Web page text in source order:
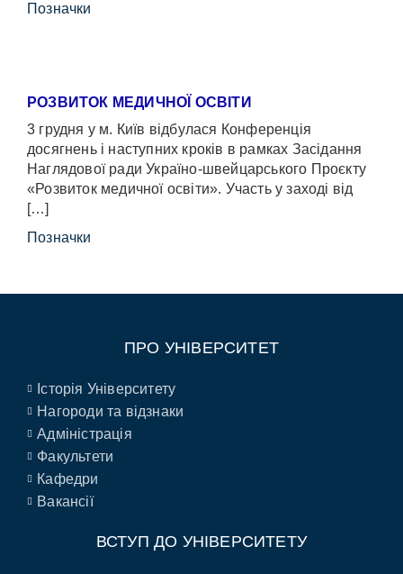
Позначки
РОЗВИТОК МЕДИЧНОЇ ОСВІТИ
3 грудня у м. Київ відбулася Конференція
досягнень і наступних кроків в рамках Засідання
Наглядової ради Україно-швейцарського Проєкту
«Розвиток медичної освіти». Участь у заході від
[…]
Позначки
ПРО УНІВЕРСИТЕТ
Історія Університету
Нагороди та відзнаки
Адміністрація
Факультети
Кафедри
Вакансії
ВСТУП ДО УНІВЕРСИТЕТУ